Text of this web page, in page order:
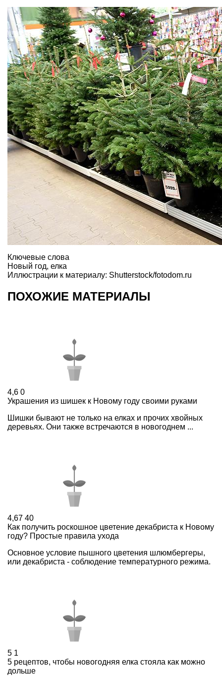
Ключевые слова
Новый год, елка
Иллюстрации к материалу: Shutterstock/fotodom.ru
ПОХОЖИЕ МАТЕРИАЛЫ
4,6 0
Украшения из шишек к Новому году своими руками
Шишки бывают не только на елках и прочих хвойных
деревьях. Они также встречаются в новогоднем ...
4,67 40
Как получить роскошное цветение декабриста к Новому
году? Простые правила ухода
Основное условие пышного цветения шлюмбергеры,
или декабриста - соблюдение температурного режима.
5 1
5 рецептов, чтобы новогодняя елка стояла как можно
дольше